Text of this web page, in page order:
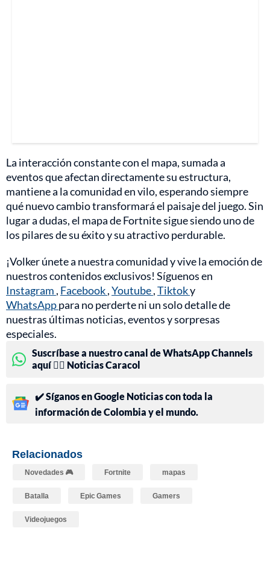
La interacción constante con el mapa, sumada a
eventos que afectan directamente su estructura,
mantiene a la comunidad en vilo, esperando siempre
qué nuevo cambio transformará el paisaje del juego. Sin
lugar a dudas, el mapa de Fortnite sigue siendo uno de
los pilares de su éxito y su atractivo perdurable.
¡Volker únete a nuestra comunidad y vive la emoción de
nuestros contenidos exclusivos! Síguenos en
Instagram , Facebook,Youtube,Tiktoky
WhatsApppara no perderte ni un solo detalle de
nuestras últimas noticias, eventos y sorpresas
especiales.
Suscríbase a nuestro canal de WhatsApp Channels
aquí 👉🏻 Noticias Caracol
✔️ Síganos en Google Noticias con toda la
información de Colombia y el mundo.
Relacionados
Novedades 🎮 Fortnite mapas
Batalla Epic Games Gamers
Videojuegos